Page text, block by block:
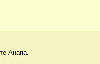
Анапа.